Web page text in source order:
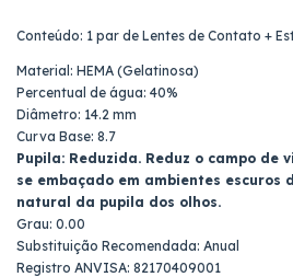
Conteúdo: 1 par de Lentes de Contato +
Material: HEMA (Gelatinosa)
Percentual de água: 40%
Diâmetro: 14.2 mm
Curva Base: 8.7
Pupila: Reduzida. Reduz o campo de
se embaçado em ambientes escuros
natural da pupila dos olhos.
Grau: 0.00
Substituição Recomendada: Anual
Registro ANVISA: 82170409001